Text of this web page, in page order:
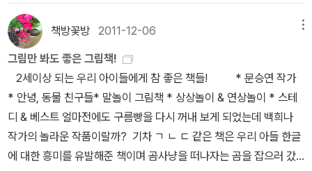
자, 노인, 이무기를 만나고 그들의 소원을 이루어주려다 자신도 소원
을 이루게 된다고 설명을 해주었다. ㅋ 주입식 교육의 폐해. 이건 '구
복설화'의 하나로서 밑줄 쫙. <빨간 끈으로 머리를 묶은 사자>는 '거
미는 참 야무져요'로 충분하다.사자가 땅에 박힌 빨간 끈을 빼내어 머
리를 묶으려 한다. 잘 되지 않자 이빨이 강하거나 힘이 센여러 동물을
동원해 끈을 뽑으려 하지만 역시 모두 다 실패한다. 이때 거미가 나타
나 끈이 땅에 박힌 채로 그냥 사자 머리를 묶어주고 사자는 웃으며 만
족한다는 얘기다. 2호가 전라도 네이티브였다면 거미는 참 오지네 했
겠지만 ㅋ 오져부려인가 ㅋ 육아서는 고만 보고픈데 읽을 만
책방꽃방 2011-12-06
그림만 봐도 좋은 그림책!
2세이상 되는 우리 아이들에게 참 좋은 책들! * 문승연 작가
* 안녕, 동물 친구들* 말놀이 그림책 * 상상놀이 & 연상놀이 * 스테
디 & 베스트 얼마전에도 구름빵을 다시 꺼내 보게 되었는데 백희나
작가의 놀라운 작품이랄까? 기차 ㄱ ㄴ ㄷ 같은 책은 우리 아들 한글
에 대한 흥미를 유발해준 책이며 곰사냥을 떠나자는 곰을 잡으러 갔